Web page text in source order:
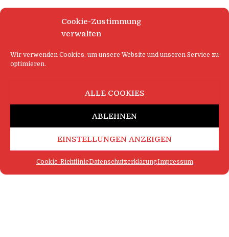
Cookie-Zustimmung
verwalten
Wir verwenden Cookies, um unsere Website und unseren Service zu
optimieren.
ALLE COOKIES
ABLEHNEN
EINSTELLUNGEN ANZEIGEN
Cookie-RichtlinieDatenschutzerklärungImpressum